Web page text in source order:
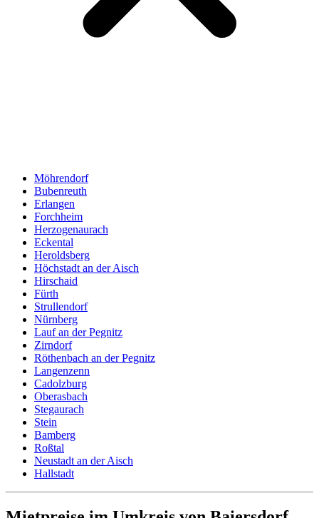
Möhrendorf
Bubenreuth
Erlangen
Forchheim
Herzogenaurach
Eckental
Heroldsberg
Höchstadt an der Aisch
Hirschaid
Fürth
Strullendorf
Nürnberg
Lauf an der Pegnitz
Zirndorf
Röthenbach an der Pegnitz
Langenzenn
Cadolzburg
Oberasbach
Stegaurach
Stein
Bamberg
Roßtal
Neustadt an der Aisch
Hallstadt